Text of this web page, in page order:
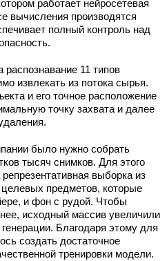
работает нейросетевая
вычисления производятся
полный контроль над
распознавание 11 типов
извлекать из потока сырья.
и его точное расположение
точку захвата и далее
было нужно собрать
тысяч снимков. Для этого
выборка из
предметов, которые
и фон с рудой. Чтобы
исходный массив увеличили
Благодаря этому для
создать достаточное
тренировки модели.